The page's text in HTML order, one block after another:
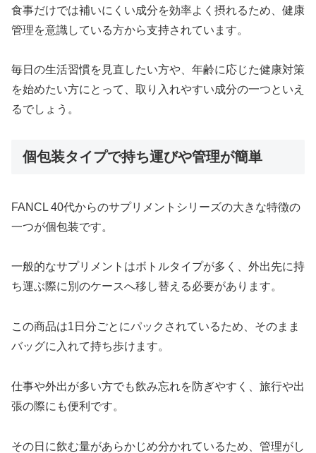
食事だけでは補いにくい成分を効率よく摂れるため、健康
管理を意識している方から支持されています。
毎日の生活習慣を見直したい方や、年齢に応じた健康対策
を始めたい方にとって、取り入れやすい成分の一つといえ
るでしょう。
個包装タイプで持ち運びや管理が簡単
FANCL 40代からのサプリメントシリーズの大きな特徴の
一つが個包装です。
一般的なサプリメントはボトルタイプが多く、外出先に持
ち運ぶ際に別のケースへ移し替える必要があります。
この商品は1日分ごとにパックされているため、そのまま
バッグに入れて持ち歩けます。
仕事や外出が多い方でも飲み忘れを防ぎやすく、旅行や出
張の際にも便利です。
その日に飲む量があらかじめ分かれているため、管理がし